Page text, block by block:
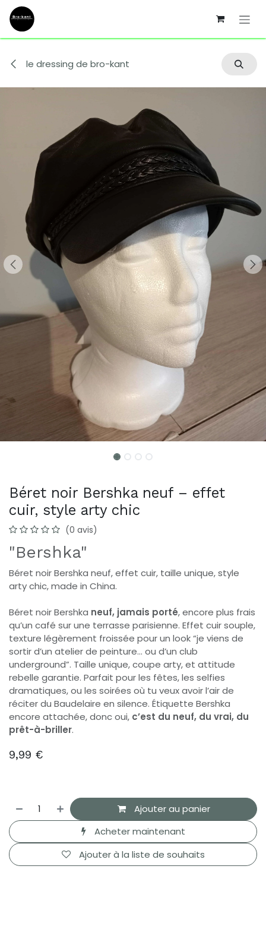
Se rendre au contenu
le dressing de bro-kant
Béret noir Bershka neuf – effet
cuir, style arty chic
(0 avis)
"Bershka"
Béret noir Bershka neuf, effet cuir, taille unique, style
arty chic, made in China.
Béret noir Bershka neuf, jamais porté, encore plus frais
qu’un café sur une terrasse parisienne. Effet cuir souple,
texture légèrement froissée pour un look “je viens de
sortir d’un atelier de peinture… ou d’un club
underground”. Taille unique, coupe arty, et attitude
rebelle garantie. Parfait pour les fêtes, les selfies
dramatiques, ou les soirées où tu veux avoir l’air de
réciter du Baudelaire en silence. Étiquette Bershka
encore attachée, donc oui, c’est du neuf, du vrai, du
prêt-à-briller.
9,99 €
Ajouter au panier
Acheter maintenant
Ajouter à la liste de souhaits